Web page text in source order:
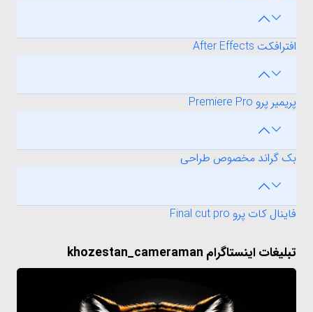
افترافکت After Effects
پریمیر پرو Premiere Pro
بک گراند مخصوص طراحی
فاینال کات پرو Final cut pro
تبلیغات اینستاگرام khozestan_cameraman